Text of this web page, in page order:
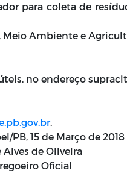
para coleta de
Meio Ambiente e
no endereço
.
PB, 15 de Março de 2018
Alves de Oliveira
Oficial